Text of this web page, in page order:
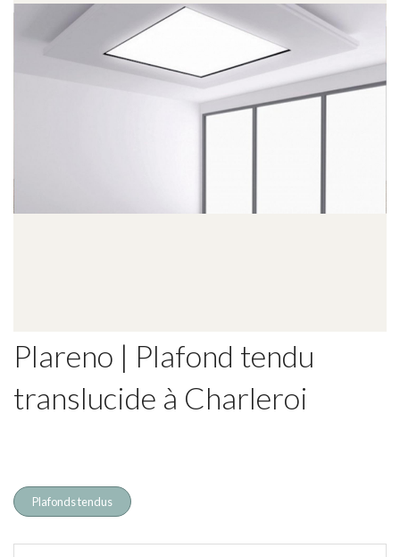
Plareno | Plafond tendu
translucide à Charleroi
Plafonds tendus